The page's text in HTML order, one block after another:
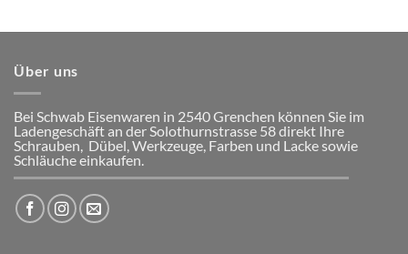
Über uns
Bei Schwab Eisenwaren in 2540 Grenchen können Sie im
Ladengeschäft an der Solothurnstrasse 58direkt Ihre
Schrauben, Dübel, Werkzeuge, Farben und Lackesowie
Schläuche einkaufen.